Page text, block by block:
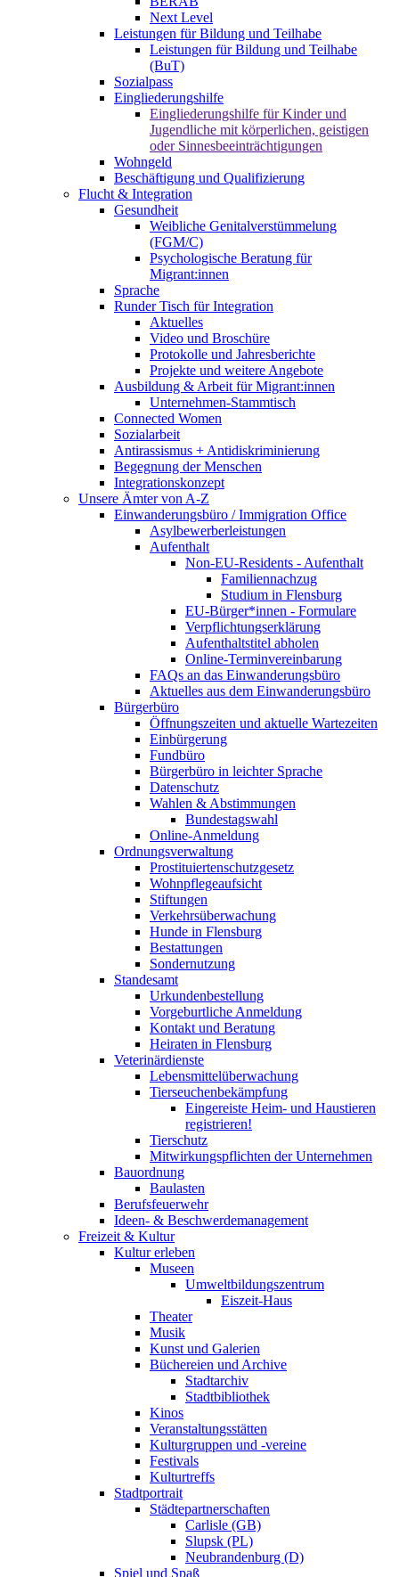
Next Level
Leistungen für Bildung und Teilhabe
Leistungen für Bildung und Teilhabe
(BuT)
Sozialpass
Eingliederungshilfe
Eingliederungshilfe für Kinder und
Jugendliche mit körperlichen, geistigen
oder Sinnesbeeinträchtigungen
Wohngeld
Beschäftigung und Qualifizierung
Flucht & Integration
Gesundheit
Weibliche Genitalverstümmelung
(FGM/C)
Psychologische Beratung für
Migrant:innen
Sprache
Runder Tisch für Integration
Aktuelles
Video und Broschüre
Protokolle und Jahresberichte
Projekte und weitere Angebote
Ausbildung & Arbeit für Migrant:innen
Unternehmen-Stammtisch
Connected Women
Sozialarbeit
Antirassismus + Antidiskriminierung
Begegnung der Menschen
Integrationskonzept
Unsere Ämter von A-Z
Einwanderungsbüro / Immigration Office
Asylbewerberleistungen
Aufenthalt
Non-EU-Residents - Aufenthalt
Familiennachzug
Studium in Flensburg
EU-Bürger*innen - Formulare
Verpflichtungserklärung
Aufenthaltstitel abholen
Online-Terminvereinbarung
FAQs an das Einwanderungsbüro
Aktuelles aus dem Einwanderungsbüro
Bürgerbüro
Öffnungszeiten und aktuelle Wartezeiten
Einbürgerung
Fundbüro
Bürgerbüro in leichter Sprache
Datenschutz
Wahlen & Abstimmungen
Bundestagswahl
Online-Anmeldung
Ordnungsverwaltung
Prostituiertenschutzgesetz
Wohnpflegeaufsicht
Stiftungen
Verkehrsüberwachung
Hunde in Flensburg
Bestattungen
Sondernutzung
Standesamt
Urkundenbestellung
Vorgeburtliche Anmeldung
Kontakt und Beratung
Heiraten in Flensburg
Veterinärdienste
Lebensmittelüberwachung
Tierseuchenbekämpfung
Eingereiste Heim- und Haustieren
registrieren!
Tierschutz
Mitwirkungspflichten der Unternehmen
Bauordnung
Baulasten
Berufsfeuerwehr
Ideen- & Beschwerdemanagement
Freizeit & Kultur
Kultur erleben
Museen
Umweltbildungszentrum
Eiszeit-Haus
Theater
Musik
Kunst und Galerien
Büchereien und Archive
Stadtarchiv
Stadtbibliothek
Kinos
Veranstaltungsstätten
Kulturgruppen und -vereine
Festivals
Kulturtreffs
Stadtportrait
Städtepartnerschaften
Carlisle (GB)
Slupsk (PL)
Neubrandenburg (D)
Spiel und Spaß